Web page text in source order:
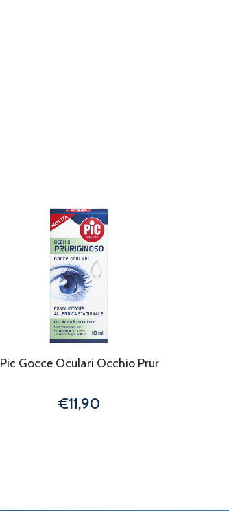
Pic Gocce Oculari Occhio Prur
€11,90